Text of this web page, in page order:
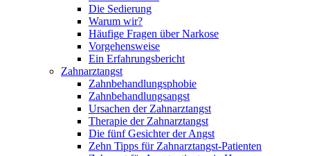
Die Sedierung
Warum wir?
Häufige Fragen über Narkose
Vorgehensweise
Ein Erfahrungsbericht
Zahnarztangst
Zahnbehandlungsphobie
Zahnbehandlungsangst
Ursachen der Zahnarztangst
Therapie der Zahnarztangst
Die fünf Gesichter der Angst
Zehn Tipps für Zahnarztangst-Patienten